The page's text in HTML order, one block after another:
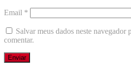
Email *
Salvar meus dados neste navegador
comentar.